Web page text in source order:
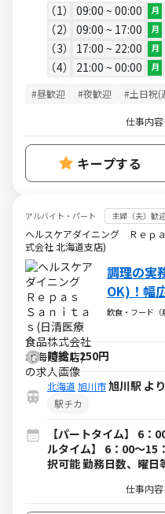
1
09:00 ~ 00:00 月
2 09:00 ~ 17:00 月
3 17:00 ~ 22:00 月
4 21:00 ~ 00:00 月
#昼歓迎 #夜歓迎 #土日祝(
仕事内
キープする
アルバイト・パート 主婦（夫）歓
ヘルスケアダイニング Ｒｅｐ
式会社 北海道支店)
調理の実
OK)！幅
験も活か
飲食・フード（
時給1,250円
北海道 旭川市旭川駅 よ
駅チカ
【パートタイム】 6：
ルタイム】 6：00～15
択可能 勤務日数、曜
仕事内